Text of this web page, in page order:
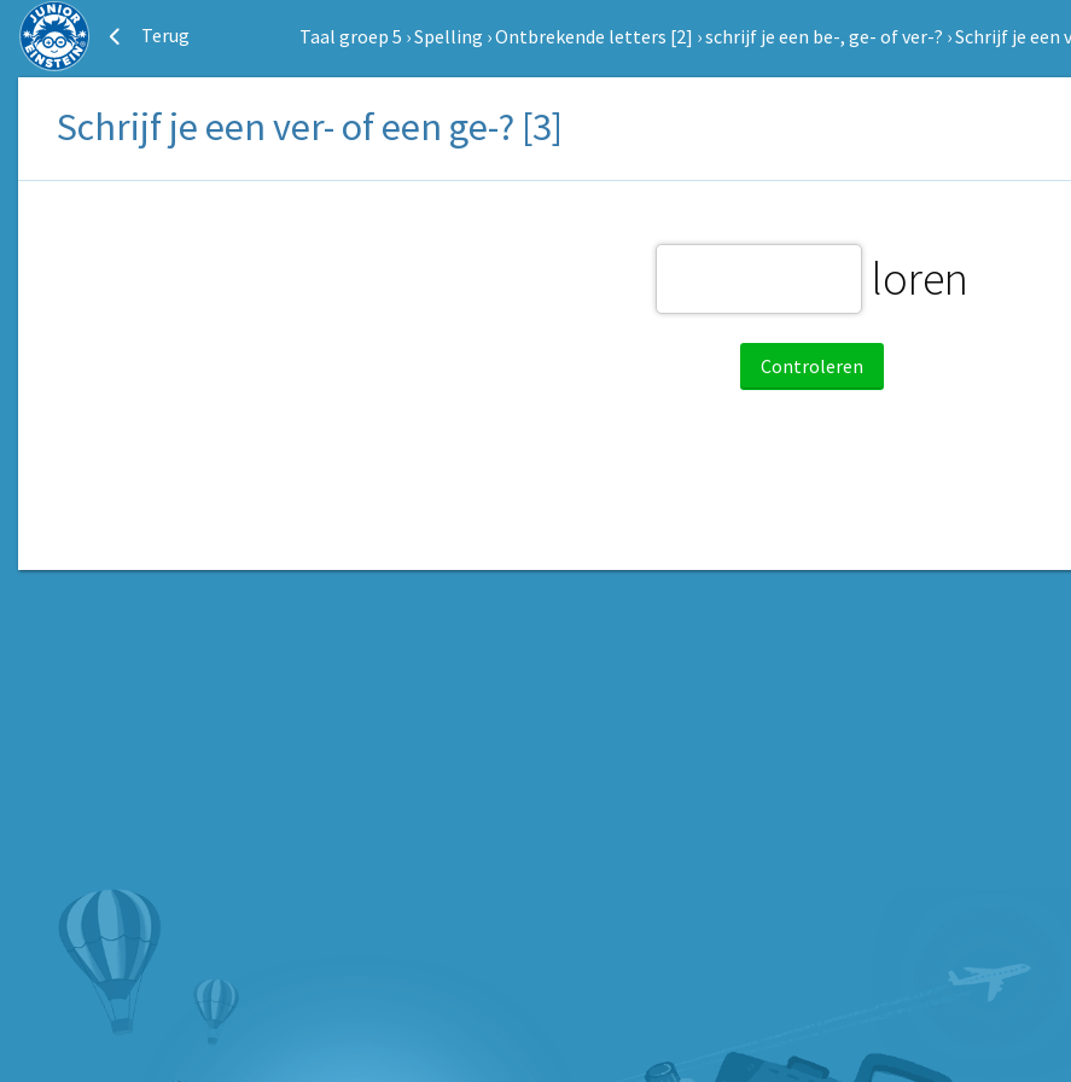
Terug Taal groep 5 ›Spelling ›Ontbrekende letters [2] ›schrijf je een be-, ge- of ver-? ›Schrijf je een
Schrijf je een ver- of een ge-? [3]
loren